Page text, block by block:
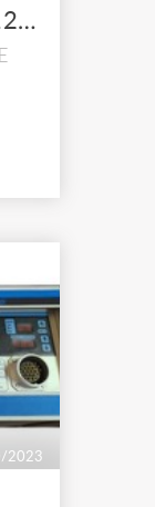
Grada RVE Dimkit 12x3 alim 63A
2023